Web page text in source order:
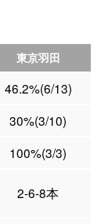
東京羽田
46.2%(6/13)
30%(3/10)
100%(3/3)
2-6-8本